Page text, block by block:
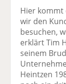
Hier kommt
wir den
besuchen,
erklärt Tim
seinem
Heintzen